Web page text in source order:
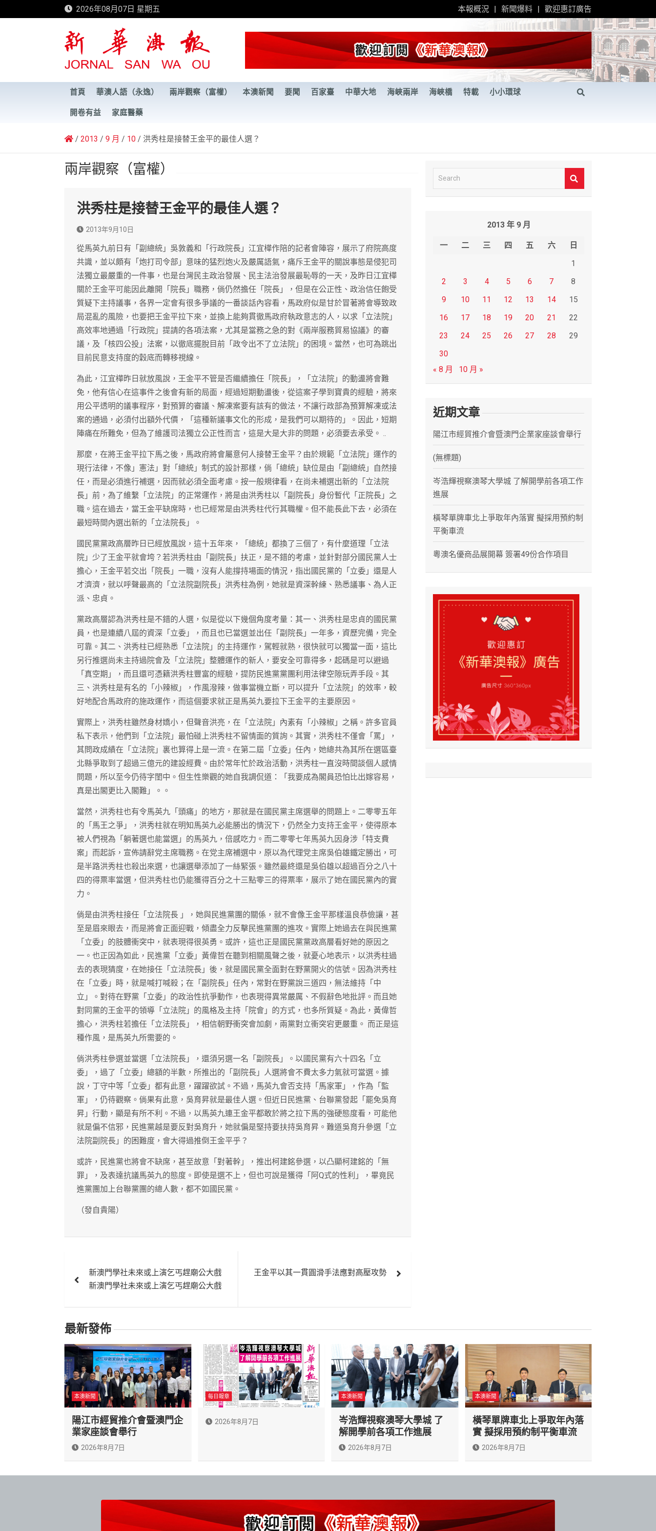
to
2026年08月07日 星期五 本報概況 新聞爆料 歡迎惠訂廣告
新華澳報
首頁 華澳人語（永逸） 兩岸觀察（富權） 本澳新聞 要聞 百家臺 中華大地 海峽兩岸 海峽橋 特載 小小環球
開卷有益 家庭醫藥
2013 9 月 10 洪秀柱是接替王金平的最佳人選？
兩岸觀察（富權）
洪秀柱是接替王金平的最佳人選？
2013年9月10日
從馬英九前日有「副總統」吳敦義和「行政院長」江宜樺作陪的記者會陣容，展示了府院高度
共識，並以頗有「炮打司令部」意味的猛烈炮火及嚴厲語氣，痛斥王金平的關說事態是侵犯司
法獨立最嚴重的一件事，也是台灣民主政治發展、民主法治發展最恥辱的一天，及昨日江宜樺
關於王金平可能因此離開「院長」職務，倘仍然擔任「院長」，但是在公正性、政治信任飽受
質疑下主持議事，各界一定會有很多爭議的一番談話內容看，馬政府似是甘於冒著將會導致政
局混亂的風險，也要把王金平拉下來，並換上能夠貫徹馬政府執政意志的人，以求「立法院」
高效率地通過「行政院」提請的各項法案，尤其是當務之急的對《兩岸服務貿易協議》的審
議，及「核四公投」法案，以徹底擺脫目前「政令出不了立法院」的困境。當然，也可為跳出
目前民意支持度的穀底而轉移視線。
為此，江宜樺昨日就放風說，王金平不管是否繼續擔任「院長」，「立法院」的動盪將會難
免，他有信心在這事件之後會有新的局面，經過短期動盪後，從這案子學到寶貴的經驗，將來
用公平透明的議事程序，對預算的審議、解凍案要有該有的做法，不讓行政部為預算解凍或法
案的通過，必須付出額外代價，「這種新議事文化的形成，是我們可以期待的」。因此，短期
陣痛在所難免，但為了維護司法獨立公正性而言，這是大是大非的問題，必須要去承受。 ..
那麼，在將王金平拉下馬之後，馬政府將會屬意何人接替王金平？由於規範「立法院」運作的
現行法律，不像」憲法」對「總統」制式的設計那樣，倘「總統」缺位是由「副總統」自然接
任，而是必須進行補選，因而就必須全面考慮。按一般規律看，在尚未補選出新的「立法院
長」前，為了維繫「立法院」的正常運作，將是由洪秀柱以「副院長」身份暫代「正院長」之
職。這在過去，當王金平缺席時，也已經常是由洪秀柱代行其職權。但不能長此下去，必須在
最短時間內選出新的「立法院長」。
國民黨黨政高層昨日已經放風說，這十五年來，「總統」都換了三個了，有什麼道理「立法
院」少了王金平就會垮？若洪秀柱由「副院長」扶正，是不錯的考慮，並針對部分國民黨人士
擔心，王金平若交出「院長」一職，沒有人能撐持場面的情況，指出國民黨的「立委」還是人
才濟濟，就以呼聲最高的「立法院副院長」洪秀柱為例，她就是資深幹練、熟悉議事、為人正
派、忠貞。
黨政高層認為洪秀柱是不錯的人選，似是從以下幾個角度考量：其一、洪秀柱是忠貞的國民黨
員，也是連續八屆的資深「立委」，而且也已當選並出任「副院長」一年多，資歷完備，完全
可靠。其二、洪秀柱已經熟悉「立法院」的主持運作，駕輕就熟，很快就可以獨當一面，這比
另行推選尚未主持過院會及「立法院」整體運作的新人，要安全可靠得多，起碼是可以避過
「真空期」，而且還可憑籍洪秀柱豐富的經驗，提防民進黨黨團利用法律空隙玩弄手段。其
三、洪秀柱是有名的「小辣椒」，作風潑辣，做事當機立斷，可以提升「立法院」的效率，較
好地配合馬政府的施政運作，而這個要求就正是馬英九要拉下王金平的主要原因。
實際上，洪秀柱雖然身材嬌小，但聲音洪亮，在「立法院」內素有「小辣椒」之稱。許多官員
私下表示，他們到「立法院」最怕碰上洪秀柱不留情面的質詢。其實，洪秀柱不僅會「罵」，
其問政成績在「立法院」裏也算得上是一流。在第二屆「立委」任內，她總共為其所在選區臺
北縣爭取到了超過三億元的建設經費。由於常年忙於政治活動，洪秀柱一直沒時間談個人感情
問題，所以至今仍待字閨中。但生性樂觀的她自我調侃道：「我要成為閣員恐怕比出嫁容易，
真是出閣更比入閣難」。。
當然，洪秀柱也有令馬英九「頭痛」的地方，那就是在國民黨主席選舉的問題上。二零零五年
的「馬王之爭」，洪秀柱就在明知馬英九必能勝出的情況下，仍然全力支持王金平，使得原本
被人們視為「躺著選也能當選」的馬英九，倍感吃力。而二零零七年馬英九因身涉「特支費
案」而起訴，宣佈請辭党主席職務。在党主席補選中，原以為代理党主席吳伯雄鐵定勝出，可
是半路洪秀柱也殺出來選，也讓選舉添加了一絲緊張。雖然最終還是吳伯雄以超過百分之八十
四的得票率當選，但洪秀柱也仍能獲得百分之十三點零三的得票率，展示了她在國民黨內的實
力。
倘是由洪秀柱接任「立法院長 」，她與民進黨團的關係，就不會像王金平那樣溫良恭儉讓，甚
至是眉來眼去，而是將會正面迎戰，傾盡全力反擊民進黨團的進攻。實際上她過去在與民進黨
「立委」的肢體衝突中，就表現得很英勇。或許，這也正是國民黨黨政高層看好她的原因之
一。也正因為如此，民進黨「立委」黃偉哲在聽到相關風聲之後，就憂心地表示，以洪秀柱過
去的表現猜度，在她接任「立法院長」後，就是國民黨全面對在野黨開火的信號。因為洪秀柱
在「立委」時，就是喊打喊殺；在「副院長」任內，常對在野黨說三道四，無法維持「中
立」。對待在野黨「立委」的政治性抗爭動作，也表現得異常嚴厲、不假辭色地批評。而且她
對同黨的王金平的領導「立法院」的風格及主持「院會」的方式，也多所質疑。為此，黃偉哲
擔心，洪秀柱若擔任「立法院長」，相信朝野衝突會加劇，兩黨對立衝突宕更嚴重。 而正是這
種作風，是馬英九所需要的。
倘洪秀柱參選並當選「立法院長」，還須另選一名「副院長」。以國民黨有六十四名「立
委」，過了「立委」總額的半數，所推出的「副院長」人選將會不費太多力氣就可當選。據
說，丁守中等「立委」都有此意，躍躍欲試。不過，馬英九會否支持「馬家軍」，作為「監
軍」，仍待觀察。倘果有此意，吳育昇就是最佳人選。但近日民進黨、台聯黨發起「罷免吳育
昇」行動，顯是有所不利。不過，以馬英九連王金平都敢於將之拉下馬的強硬態度看，可能他
就是偏不信邪，民進黨越是要反對吳育升，她就偏是堅持要扶持吳育昇。難道吳育升參選「立
法院副院長」的困難度，會大得過推倒王金平乎？
或許，民進黨也將會不缺席，甚至故意「對著幹」，推出柯建銘參選，以凸顯柯建銘的「無
罪」，及表達抗議馬英九的態度。即使是選不上，但也可說是獲得「阿Q式的性利」，畢竟民
進黨團加上台聯黨團的總人數，都不如國民黨。
（發自貴陽）
章
覽
新澳門學社未來或上演乞丐趕廟公大戲
新澳門學社未來或上演乞丐趕廟公大戲
王金平以其一貫圓滑手法應對高壓攻勢
e
2013 年 9 月
一 二 三 四 五 六
日
1
2
3 4 5 6 7
8
9
10 11 12 13 14
15
16
17 18 19 20 21
22
23
24 25 26 27 28
29
30
« 8 月
10 月 »
近期文章
陽江市經貿推介會暨澳門企業家座談會舉行
(無標題)
岑浩輝視察澳琴大學城 了解開學前各項工作
進展
橫琴單牌車北上爭取年內落實 擬採用預約制
平衡車流
粵澳名優商品展開幕 簽署49份合作項目
最新發佈
本澳新聞
陽江市經貿推介會暨澳門企
業家座談會舉行
2026年8月7日
每日報章
2026年8月7日
本澳新聞
岑浩輝視察澳琴大學城 了
解開學前各項工作進展
2026年8月7日
本澳新聞
橫琴單牌車北上爭取年內落
實 擬採用預約制平衡車流
2026年8月7日